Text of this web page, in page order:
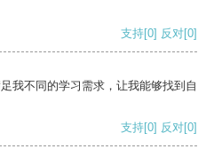
支持[0] 反对[0]
我不同的学习需求，让我能够找到自
支持[0] 反对[0]